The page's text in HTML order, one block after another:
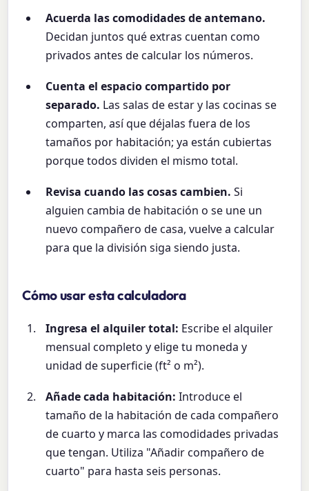
Acuerda las comodidades de antemano.
Decidan juntos qué extras cuentan como
privados antes de calcular los números.
Cuenta el espacio compartido por
separado. Las salas de estar y las cocinas se
comparten, así que déjalas fuera de los
tamaños por habitación; ya están cubiertas
porque todos dividen el mismo total.
Revisa cuando las cosas cambien. Si
alguien cambia de habitación o se une un
nuevo compañero de casa, vuelve a calcular
para que la división siga siendo justa.
Cómo usar esta calculadora
Ingresa el alquiler total: Escribe el alquiler
mensual completo y elige tu moneda y
unidad de superficie (ft² o m²).
Añade cada habitación: Introduce el
tamaño de la habitación de cada compañero
de cuarto y marca las comodidades privadas
que tengan. Utiliza "Añadir compañero de
cuarto" para hasta seis personas.